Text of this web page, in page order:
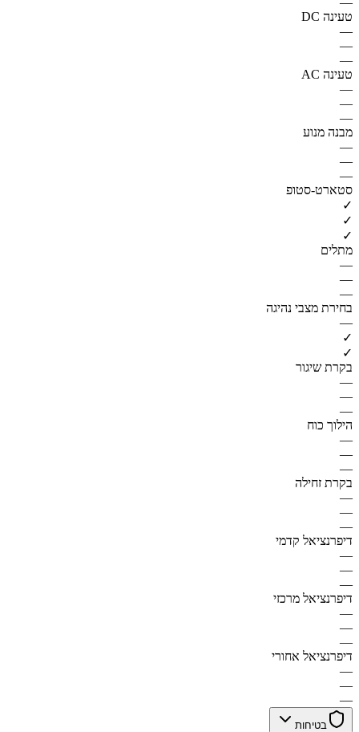
טעינה DC
—
—
—
טעינה AC
—
—
—
מבנה מנוע
—
—
—
סטארט-סטופ
✓
✓
✓
מתלים
—
—
—
בחירת מצבי נהיגה
—
✓
✓
בקרת שיגור
—
—
—
הילוך כוח
—
—
—
בקרת זחילה
—
—
—
דיפרנציאל קדמי
—
—
—
דיפרנציאל מרכזי
—
—
—
דיפרנציאל אחורי
—
—
—
בטיחות